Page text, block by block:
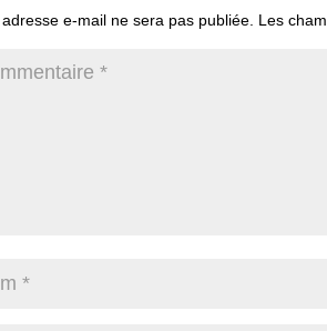
e-mail ne sera pas publiée. Les